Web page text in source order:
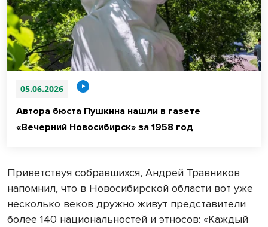
05.06.2026
Автора бюста Пушкина нашли в газете
«Вечерний Новосибирск» за 1958 год
Приветствуя собравшихся, Андрей Травников
напомнил, что в Новосибирской области вот уже
несколько веков дружно живут представители
более 140 национальностей и этносов: «Каждый